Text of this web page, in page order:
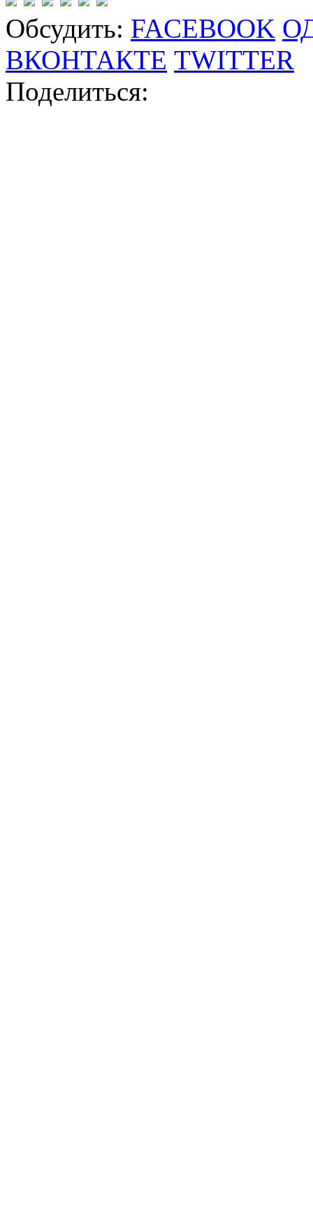
Обсудить: FACEBOOK
ВКОНТАКТЕ TWITTER
Поделиться: